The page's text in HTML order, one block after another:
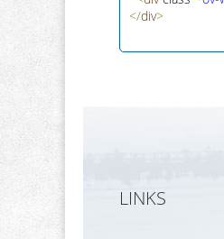
</div>
LINKS